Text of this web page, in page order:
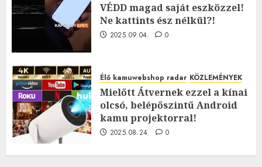
VÉDD magad saját eszközzel!
Ne kattints ész nélkül?!
2025.09.04. 0
Élő kamuwebshop radar KÖZLEMÉNYEK
Mielőtt Átvernek ezzel a kínai
olcsó, belépőszintű Android
kamu projektorral!
2025.08.24. 0